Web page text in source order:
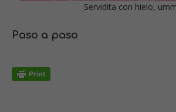
Servidita con hielo,
Paso a paso